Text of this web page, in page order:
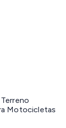
Motocicletas